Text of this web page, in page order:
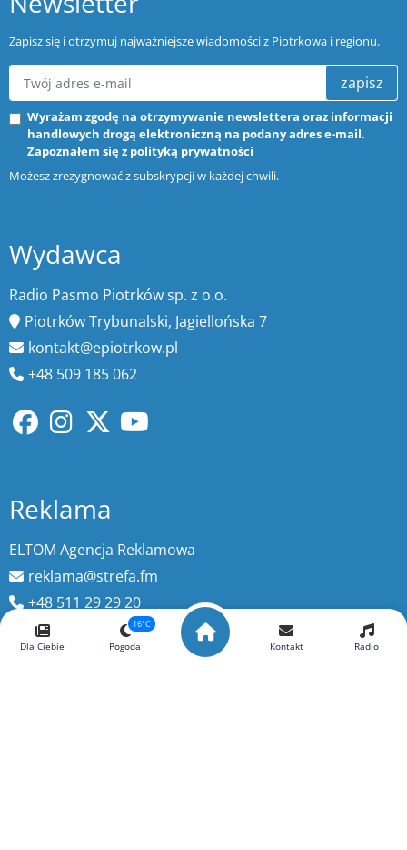
Zapisz się i otrzymuj najważniejsze wiadomości z Piotrkowa i regionu.
zapisz
Wyrażam zgodę na otrzymywanie newslettera oraz informacji
handlowych drogą elektroniczną na podany adres e-mail.
Zapoznałem się z polityką prywatności
Możesz zrezygnować z subskrypcji w każdej chwili.
Wydawca
Radio Pasmo Piotrków sp. z o.o.
Piotrków Trybunalski, Jagiellońska 7
kontakt@epiotrkow.pl
+48 509 185 062
Reklama
ELTOM Agencja Reklamowa
reklama@strefa.fm
+48 511 29 29 20
Dla Ciebie
16°C
Pogoda Kontakt Radio